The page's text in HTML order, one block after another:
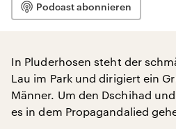
Podcast abonnieren
In Pluderhosen steht der
Lau im Park und dirigiert ein
Männer. Um den Dschihad
es in dem Propagandalied